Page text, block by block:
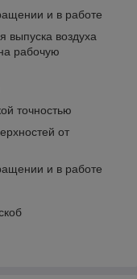
и в работе
выпуска воздуха
рабочую
точностью
от
и в работе